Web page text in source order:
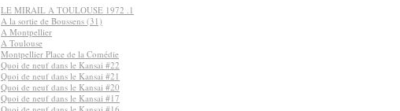
LE MIRAIL A TOULOUSE 1972 .1
A la sortie de Boussens (31)
A Montpellier
A Toulouse
Montpellier Place de la Comédie
Quoi de neuf dans le Kansai #22
Quoi de neuf dans le Kansai #21
Quoi de neuf dans le Kansai #20
Quoi de neuf dans le Kansai #17